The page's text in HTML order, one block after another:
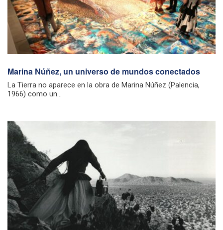
Marina Núñez, un universo de mundos conectados
La Tierra no aparece en la obra de Marina Núñez (Palencia,
1966) como un...